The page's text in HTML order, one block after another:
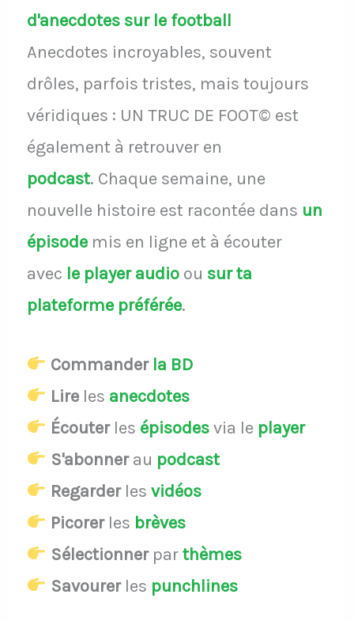
d'anecdotes sur le football
Anecdotes incroyables, souvent
drôles, parfois tristes, mais toujours
véridiques : UN TRUC DE FOOT© est
également à retrouver en
podcast. Chaque semaine, une
nouvelle histoire est racontée dans un
épisodemis en ligne et à écouter
avec le player audio ou sur ta
plateforme préférée.
Commander la BD
Lireles anecdotes
Écouterles épisodesvia le player
S'abonnerau podcast
Regarderles vidéos
Picorerles brèves
Sélectionnerparthèmes
Savourerles punchlines